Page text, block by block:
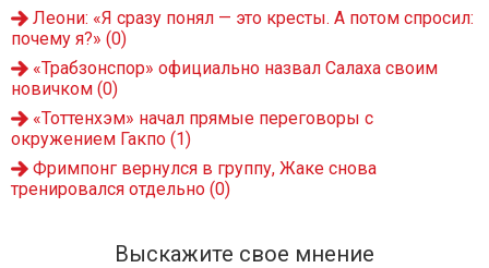
Леони: «Я сразу понял — это кресты. А потом спросил:
почему я?» (0)
«Трабзонспор» официально назвал Салаха своим
новичком (0)
«Тоттенхэм» начал прямые переговоры с
окружением Гакпо (1)
Фримпонг вернулся в группу, Жаке снова
тренировался отдельно (0)
Выскажите свое мнение